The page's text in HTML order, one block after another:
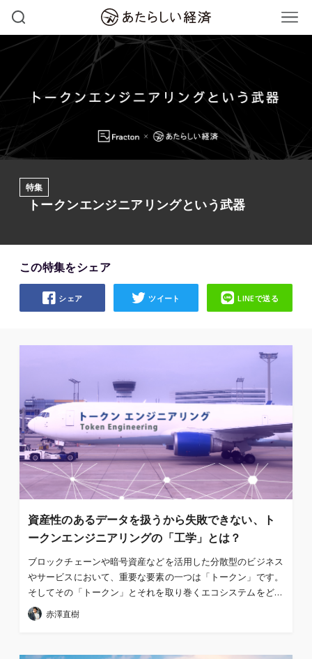
特集
トークンエンジニアリングという武器
この特集をシェア
シェア ツイート LINEで送る
資産性のあるデータを扱うから失敗できない、ト
ークンエンジニアリングの「工学」とは？
ブロックチェーンや暗号資産などを活用した分散型のビジネス
やサービスにおいて、重要な要素の一つは「トークン」です。
そしてその「トークン」とそれを取り巻くエコシステムをど…
赤澤直樹